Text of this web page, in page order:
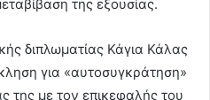
της εξουσίας.
διπλωματίας Κάγια Κάλας
για «αυτοσυγκράτηση»
της με τον επικεφαλής του